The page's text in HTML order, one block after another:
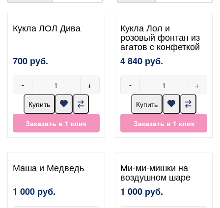
Кукла ЛОЛ Дива
700 руб.
- +
Купить
Заказать в 1 клик
Кукла Лол и
розовый фонтан из
агатов с конфеткой
4 840 руб.
- +
Купить
Заказать в 1 клик
Маша и Медведь
1 000 руб.
Ми-ми-мишки на
воздушном шаре
1 000 руб.